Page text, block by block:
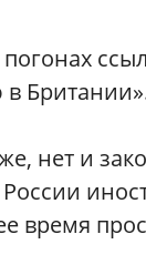
нет и
России
время